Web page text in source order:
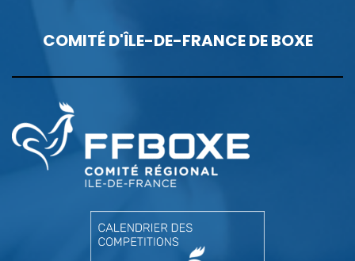
COMITÉ D'ÎLE-DE-FRANCE DE BOXE